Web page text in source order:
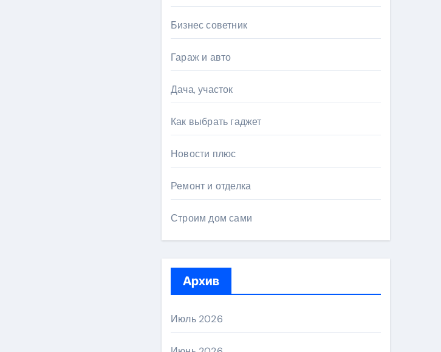
Бизнес советник
Гараж и авто
Дача, участок
Как выбрать гаджет
Новости плюс
Ремонт и отделка
Строим дом сами
Архив
Июль 2026